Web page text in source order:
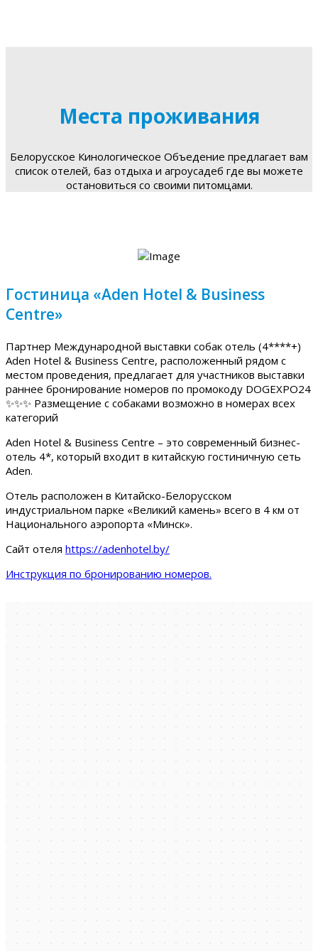
Места проживания
Белорусское Кинологическое Объедение предлагает вам
список отелей, баз отдыха и агроусадеб где вы можете
остановиться со своими питомцами.
Гостиница «Aden Hotel & Business
Centre»
Партнер Международной выставки собак отель (4****+)
Aden Hotel & Business Centre, расположенный рядом с
местом проведения, предлагает для участников выставки
раннее бронирование номеров по промокоду DOGEXPO24
✨✨✨ Размещение с собаками возможно в номерах всех
категорий
Aden Hotel & Business Centre – это современный бизнес-
отель 4*, который входит в китайскую гостиничную сеть
Aden.
Отель расположен в Китайско-Белорусском
индустриальном парке «Великий камень» всего в 4 км от
Национального аэропорта «Минск».
Сайт отеля https://adenhotel.by/
Инструкция по бронированию номеров.